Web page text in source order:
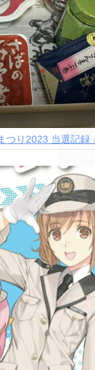
つり2023 当選記録」